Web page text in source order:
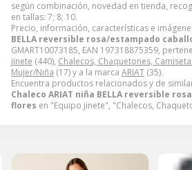
según combinación, novedad en tienda,
en tallas: 7; 8; 10.
Precio, información, características e
BELLA reversible rosa/estampado
GMART10073185, EAN 197318875359,
jinete (440), Chalecos, Chaquetones,
Mujer/Niña (17) y a la marca ARIAT (35).
Encuentra productos relacionados y de
Chaleco ARIAT niña BELLA reversible
flores en "Equipo jinete", "Chalecos,